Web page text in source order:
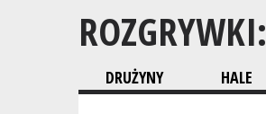
ROZGRYWKI:
DRUŻYNY HALE